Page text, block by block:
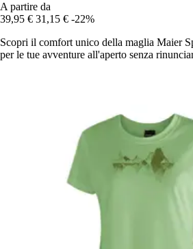
A partire da
39,95 € 31,15 € -22%
Scopri il comfort unico della maglia Maier
per le tue avventure all'aperto senza